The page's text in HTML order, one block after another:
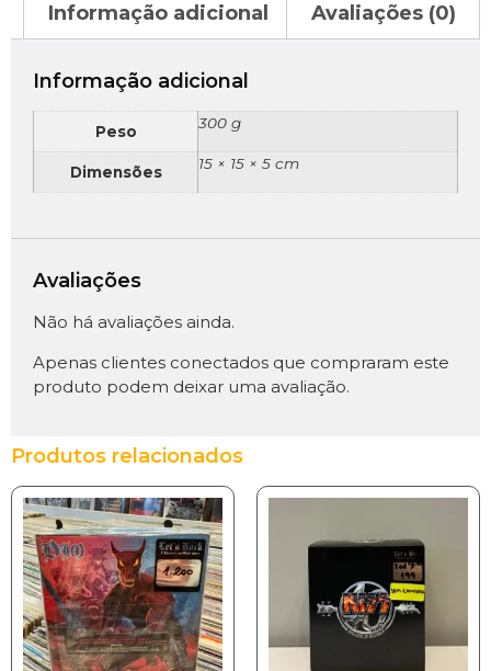
Informação adicional Avaliações (0)
Informação adicional
Peso 300 g
Dimensões 15 × 15 × 5 cm
Avaliações
Não há avaliações ainda.
Apenas clientes conectados que compraram este
produto podem deixar uma avaliação.
Produtos relacionados